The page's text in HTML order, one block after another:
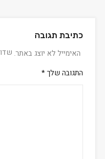
כתיבת תגובה
האימייל לא יוצג באתר.
התגובה שלך*